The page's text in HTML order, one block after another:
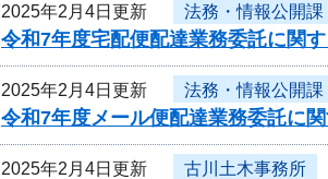
2025年2月4日更新 法務・情報公開課
令和7年度宅配便配達業務委託に関
2025年2月4日更新 法務・情報公開課
令和7年度メール便配達業務委託に
2025年2月4日更新 古川土木事務所